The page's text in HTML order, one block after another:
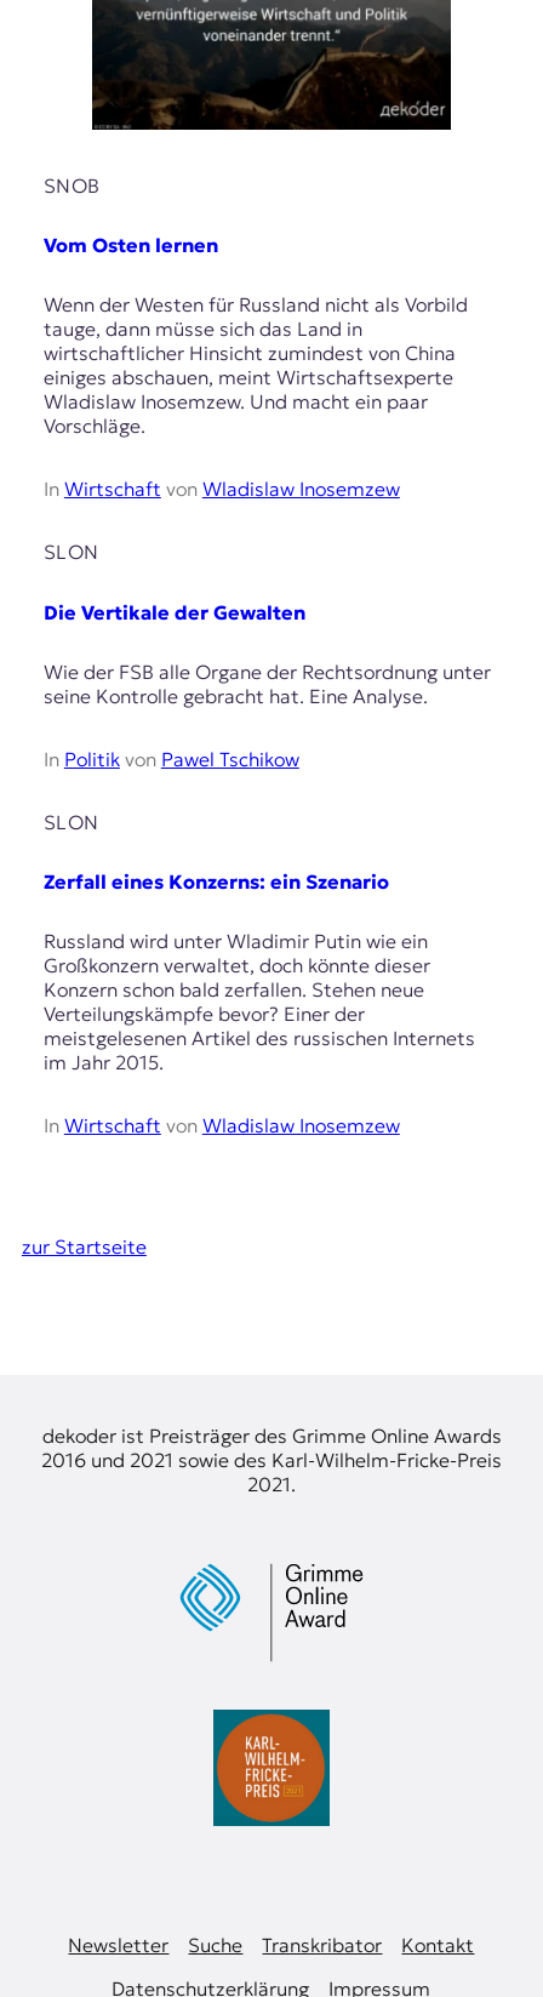
SNOB
Vom Osten lernen
Wenn der Westen für Russland nicht als Vorbild
tauge, dann müsse sich das Land in
wirtschaftlicher Hinsicht zumindest von China
einiges abschauen, meint Wirtschaftsexperte
Wladislaw Inosemzew. Und macht ein paar
Vorschläge.
In Wirtschaft von Wladislaw Inosemzew
SLON
Die Vertikale der Gewalten
Wie der FSB alle Organe der Rechtsordnung unter
seine Kontrolle gebracht hat. Eine Analyse.
In Politikvon Pawel Tschikow
SLON
Zerfall eines Konzerns: ein Szenario
Russland wird unter Wladimir Putin wie ein
Großkonzern verwaltet, doch könnte dieser
Konzern schon bald zerfallen. Stehen neue
Verteilungskämpfe bevor? Einer der
meistgelesenen Artikel des russischen Internets
im Jahr 2015.
In Wirtschaft von Wladislaw Inosemzew
zur Startseite
dekoder ist Preisträger des Grimme Online Awards
2016 und 2021 sowie des Karl-Wilhelm-Fricke-Preis
2021.
Newsletter Suche Transkribator
Kontakt
Datenschutzerklärung
Impressum